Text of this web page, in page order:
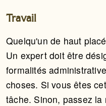
Travail
Quelqu'un de haut
Un expert doit être
formalités
choses. Si vous êtes
tâche. Sinon, passez la